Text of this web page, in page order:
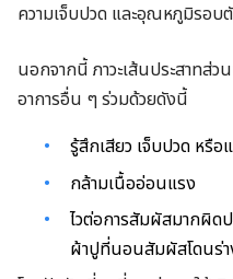
ความเจ็บปวด และอุณหภูมิรอบ
นอกจากนี้ ภาวะเส้นประสาทส่ว
อาการอื่น ๆ ร่วมด้วยดังนี้
รู้สึกเสียว เจ็บปวด หรื
กล้ามเนื้ออ่อนแรง
ไวต่อการสัมผัสมากผิด
ผ้าปูที่นอนสัมผัสโดนร่า